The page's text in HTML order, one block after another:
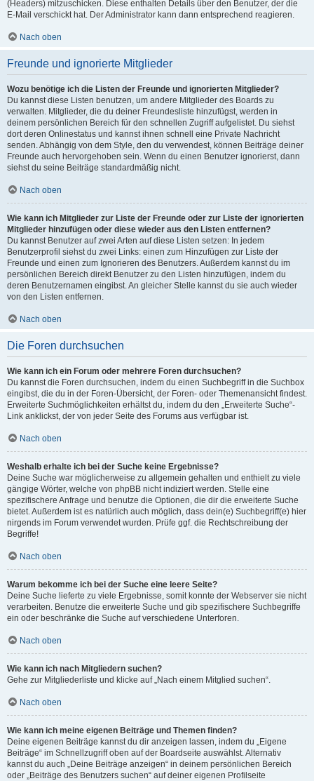
(Headers) mitzuschicken. Diese enthalten Details über den Benutzer, der die
E-Mail verschickt hat. Der Administrator kann dann entsprechend reagieren.
Nach oben
Freunde und ignorierte Mitglieder
Wozu benötige ich die Listen der Freunde und ignorierten Mitglieder?
Du kannst diese Listen benutzen, um andere Mitglieder des Boards zu
verwalten. Mitglieder, die du deiner Freundesliste hinzufügst, werden in
deinem persönlichen Bereich für den schnellen Zugriff aufgelistet. Du siehst
dort deren Onlinestatus und kannst ihnen schnell eine Private Nachricht
senden. Abhängig von dem Style, den du verwendest, können Beiträge deiner
Freunde auch hervorgehoben sein. Wenn du einen Benutzer ignorierst, dann
siehst du seine Beiträge standardmäßig nicht.
Nach oben
Wie kann ich Mitglieder zur Liste der Freunde oder zur Liste der ignorierten
Mitglieder hinzufügen oder diese wieder aus den Listen entfernen?
Du kannst Benutzer auf zwei Arten auf diese Listen setzen: In jedem
Benutzerprofil siehst du zwei Links: einen zum Hinzufügen zur Liste der
Freunde und einen zum Ignorieren des Benutzers. Außerdem kannst du im
persönlichen Bereich direkt Benutzer zu den Listen hinzufügen, indem du
deren Benutzernamen eingibst. An gleicher Stelle kannst du sie auch wieder
von den Listen entfernen.
Nach oben
Die Foren durchsuchen
Wie kann ich ein Forum oder mehrere Foren durchsuchen?
Du kannst die Foren durchsuchen, indem du einen Suchbegriff in die Suchbox
eingibst, die du in der Foren-Übersicht, der Foren- oder Themenansicht findest.
Erweiterte Suchmöglichkeiten erhältst du, indem du den „Erweiterte Suche“-
Link anklickst, der von jeder Seite des Forums aus verfügbar ist.
Nach oben
Weshalb erhalte ich bei der Suche keine Ergebnisse?
Deine Suche war möglicherweise zu allgemein gehalten und enthielt zu viele
gängige Wörter, welche von phpBB nicht indiziert werden. Stelle eine
spezifischere Anfrage und benutze die Optionen, die dir die erweiterte Suche
bietet. Außerdem ist es natürlich auch möglich, dass dein(e) Suchbegriff(e) hier
nirgends im Forum verwendet wurden. Prüfe ggf. die Rechtschreibung der
Begriffe!
Nach oben
Warum bekomme ich bei der Suche eine leere Seite?
Deine Suche lieferte zu viele Ergebnisse, somit konnte der Webserver sie nicht
verarbeiten. Benutze die erweiterte Suche und gib spezifischere Suchbegriffe
ein oder beschränke die Suche auf verschiedene Unterforen.
Nach oben
Wie kann ich nach Mitgliedern suchen?
Gehe zur Mitgliederliste und klicke auf „Nach einem Mitglied suchen“.
Nach oben
Wie kann ich meine eigenen Beiträge und Themen finden?
Deine eigenen Beiträge kannst du dir anzeigen lassen, indem du „Eigene
Beiträge“ im Schnellzugriff oben auf der Boardseite auswählst. Alternativ
kannst du auch „Deine Beiträge anzeigen“ in deinem persönlichen Bereich
oder „Beiträge des Benutzers suchen“ auf deiner eigenen Profilseite